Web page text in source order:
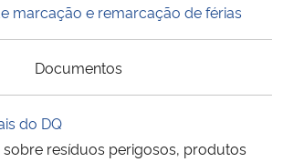
marcação e remarcação de férias
Documentos
do DQ
resíduos perigosos, produtos